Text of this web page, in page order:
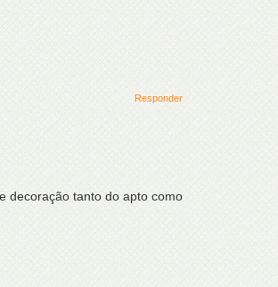
Responder
decoração tanto do apto como